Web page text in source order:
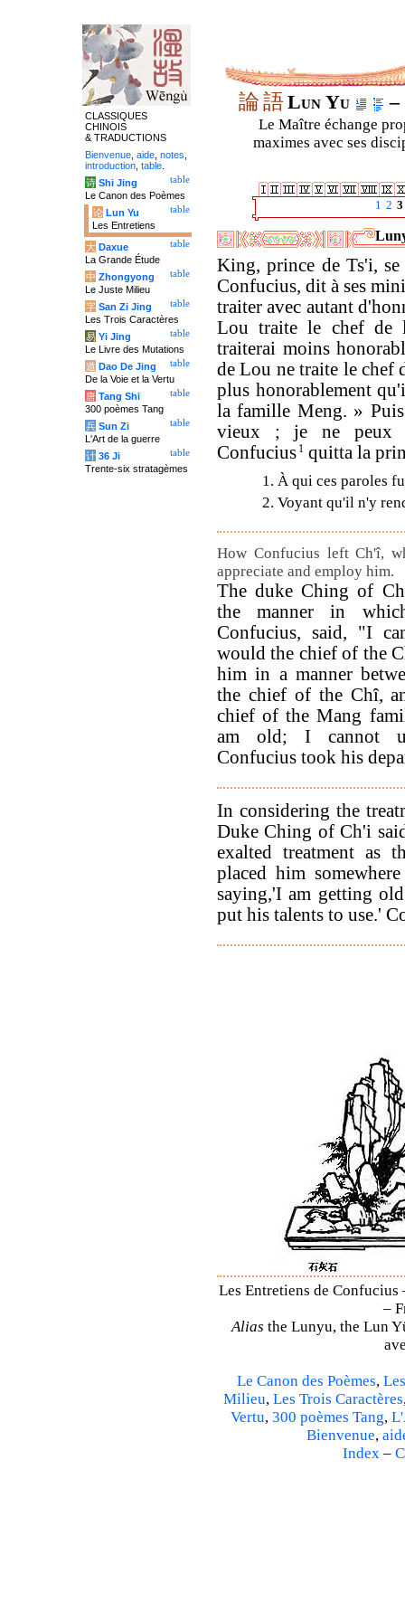
論語Lun Yu –
Le Maître échange
maximes avec ses
1 2 3
King, prince de Ts'i, se
Confucius, dit à ses
traiter avec autant
Lou traite le chef de
traiterai moins
de Lou ne traite le chef
plus honorablement
la famille Meng. »
vieux ; je ne peux
Confucius 1 quitta la
1. À qui ces paroles
2. Voyant qu'il n'y
How Confucius left Ch'î,
appreciate and employ him.
The duke Ching of
the manner in
Confucius, said, "I
would the chief of the
him in a manner
the chief of the Chî,
chief of the Mang
am old; I cannot
Confucius took his
In considering the
Duke Ching of Ch'i
exalted treatment as
placed him
saying,'I am getting
put his talents to use.'
Les Entretiens de
–
Alias the Lunyu, the Lun
Le Canon des Poèmes,
Milieu, Les Trois Caractères
Vertu, 300 poèmes Tang,
Bienvenue,
Index –
CLASSIQUES
CHINOIS
& TRADUCTIONS
Bienvenue aide notes
introduction table
table
诗 Shi Jing
Le Canon des Poèmes
table
论 Lun Yu
Les Entretiens
table
大 Daxue
La Grande Étude
table
中 Zhongyong
Le Juste Milieu
table
字 San Zi Jing
Les Trois Caractères
table
易 Yi Jing
Le Livre des Mutations
table
道 Dao De Jing
De la Voie et la Vertu
table
唐 Tang Shi
300 poèmes Tang
table
兵 Sun Zi
L'Art de la guerre
table
计 36 Ji
Trente-six stratagèmes